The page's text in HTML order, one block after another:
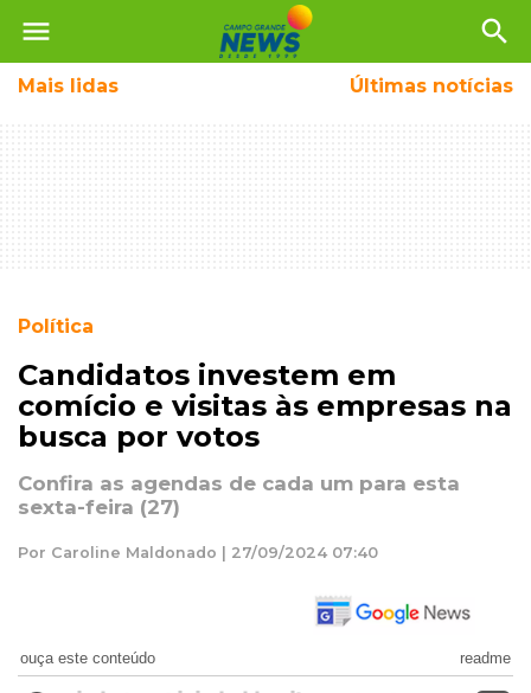
menu search
Mais lidas Últimas notícias
Política
Candidatos investem em
comício e visitas às empresas na
busca por votos
Confira as agendas de cada um para esta
sexta-feira (27)
Por Caroline Maldonado | 27/09/2024 07:40
ouça este conteúdo readme